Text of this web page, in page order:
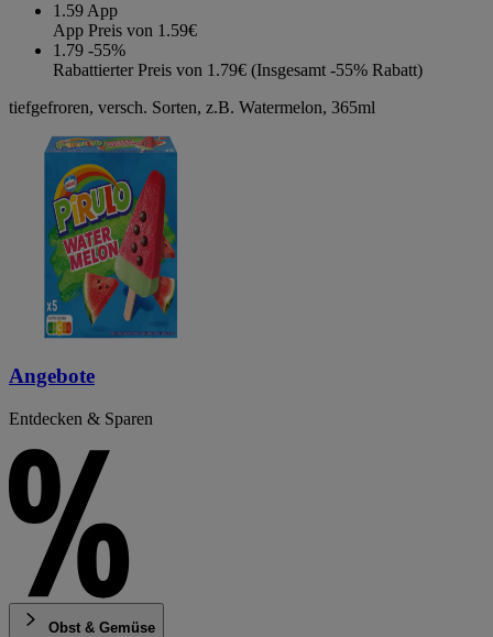
1.59 App
App Preis von 1.59€
1.79 -55%
Rabattierter Preis von 1.79€ (Insgesamt -55% Rabatt)
tiefgefroren, versch. Sorten, z.B. Watermelon, 365ml
Angebote
Entdecken & Sparen
Obst & Gemüse